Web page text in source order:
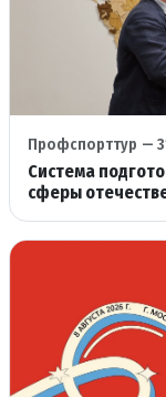
Профспорттур —
Система
сферы